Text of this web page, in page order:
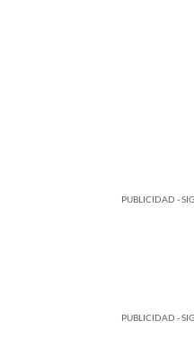
PUBLICIDAD -
PUBLICIDAD -